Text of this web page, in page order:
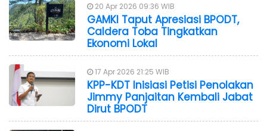
20 Apr 2026 09:36 WIB
GAMKI Taput Apresiasi BPODT,
Caldera Toba Tingkatkan
Ekonomi Lokal
17 Apr 2026 21:25 WIB
KPP-KDT Inisiasi Petisi Penolakan
Jimmy Panjaitan Kembali Jabat
Dirut BPODT